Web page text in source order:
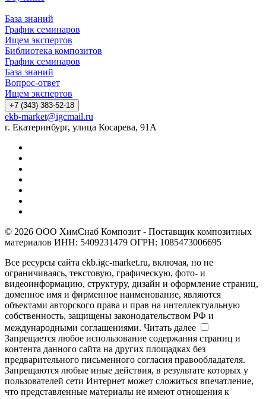
База знаний
График семинаров
Ищем экспертов
Библиотека композитов
График семинаров
База знаний
Вопрос-ответ
Ищем экспертов
+7 (343) 383-52-18
ekb-market@igcmail.ru
г. Екатеринбург, улица Косарева, 91А
© 2026 ООО ХимСнаб Композит - Поставщик композитных
материалов ИНН: 5409231479 ОГРН: 1085473006695
Все ресурсы сайта ekb.igc-market.ru, включая, но не
ограничиваясь, текстовую, графическую, фото- и
видеоинформацию, структуру, дизайн и оформление страниц,
доменное имя и фирменное наименование, являются
объектами авторского права и прав на интеллектуальную
собственность, защищены законодательством РФ и
международными соглашениями. Читать далее
Запрещается любое использование содержания страниц и
контента данного сайта на других площадках без
предварительного письменного согласия правообладателя.
Запрещаются любые иные действия, в результате которых у
пользователей сети Интернет может сложиться впечатление,
что представленные материалы не имеют отношения к